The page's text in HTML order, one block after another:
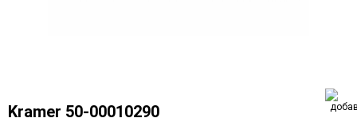
Kramer 50-00010290